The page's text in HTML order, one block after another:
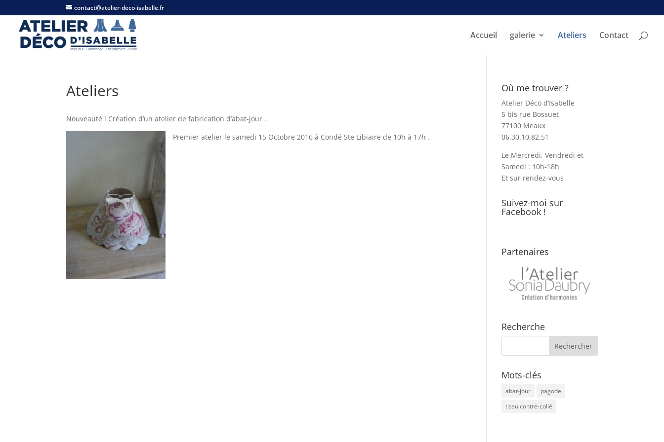
contact@atelier-deco-isabelle.fr
Accueil galerie Ateliers Contact
Ateliers
Nouveauté ! Création d’un atelier de fabrication d’abat-jour .
Premier atelier le samedi 15 Octobre 2016 à Condé Ste Libiaire de 10h à 17h .
Où me trouver ?
Atelier Déco d’Isabelle
5 bis rue Bossuet
77100 Meaux
06.30.10.82.51
Le Mercredi, Vendredi et
Samedi : 10h-18h
Et sur rendez-vous
Suivez-moi sur
Facebook !
Partenaires
Recherche
Mots-clés
abat-jour
pagode
tissu contre-collé